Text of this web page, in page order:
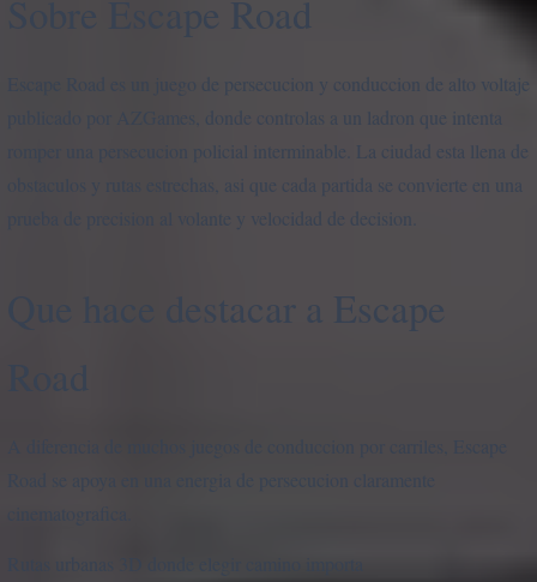
Sobre Escape Road
Escape Road es un juego de persecucion y conduccion de alto voltaje
publicado por AZGames, donde controlas a un ladron que intenta
romper una persecucion policial interminable. La ciudad esta llena de
obstaculos y rutas estrechas, asi que cada partida se convierte en una
prueba de precision al volante y velocidad de decision.
Que hace destacar a Escape